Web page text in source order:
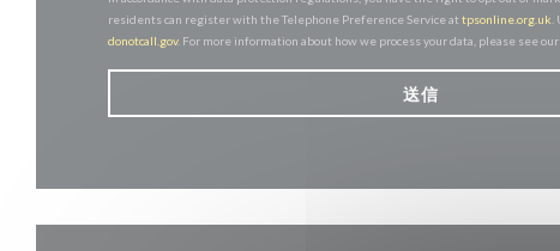
residents can register with the Telephone Preference Service at tpsonline.org.uk
donotcall.gov. For more information about how we process your data, please see our